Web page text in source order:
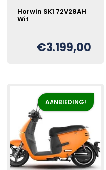
Horwin SK1 72V28AH
Wit
€3.199,00
AANBIEDING!